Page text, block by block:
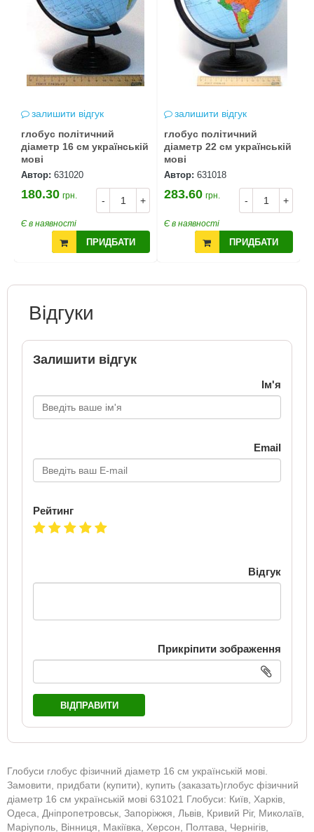
залишити відгук
глобус політичний
діаметр 16 см українській
мові
Автор: 631020
- +
180.30 грн.
Є в наявності
ПРИДБАТИ
залишити відгук
глобус політичний
діаметр 22 см українській
мові
Автор: 631018
- +
283.60 грн.
Є в наявності
ПРИДБАТИ
Відгуки
Залишити відгук
Ім'я
Email
Рейтинг
Відгук
Прикріпити зображення
ВІДПРАВИТИ
Глобуси глобус фізичний діаметр 16 см українській мові.
Замовити, придбати (купити), купить (заказать)глобус фізичний
діаметр 16 см українській мові 631021 Глобуси: Київ, Харків,
Одеса, Дніпропетровськ, Запоріжжя, Львів, Кривий Ріг, Миколаїв,
Маріуполь, Вінниця, Макіївка, Херсон, Полтава, Чернігів,